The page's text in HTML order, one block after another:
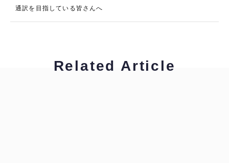
通訳を目指している皆さんへ
Related Article